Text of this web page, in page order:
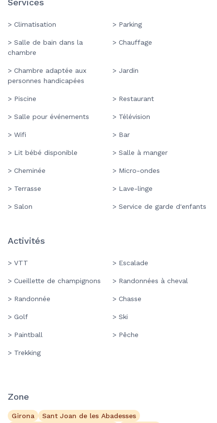
Services
> Climatisation > Parking
> Salle de bain dans la
chambre
> Chauffage
> Chambre adaptée aux
personnes handicapées
> Jardin
> Piscine > Restaurant
> Salle pour événements > Télévision
> Wifi > Bar
> Lit bébé disponible > Salle à manger
> Cheminée > Micro-ondes
> Terrasse > Lave-linge
> Salon > Service de garde d'enfants
Activités
> VTT > Escalade
> Cueillette de champignons > Randonnées à cheval
> Randonnée > Chasse
> Golf > Ski
> Paintball > Pêche
> Trekking
Zone
Girona
Sant Joan de les Abadesses